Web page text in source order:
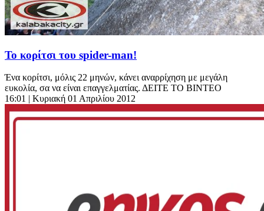
Το κορίτσι του spider-man!
Ένα κορίτσι, μόλις 22 μηνών, κάνει αναρρίχηση με μεγάλη
ευκολία, σα να είναι επαγγελματίας. ΔΕΙΤΕ ΤΟ ΒΙΝΤΕΟ
16:01 | Κυριακή 01 Απριλίου 2012